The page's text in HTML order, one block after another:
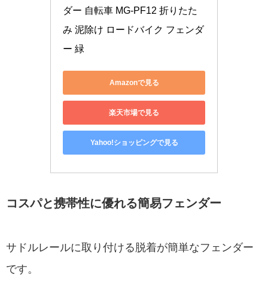
ダー 自転車 MG-PF12 折りたた
み 泥除け ロードバイク フェンダ
ー 緑
Amazonで見る
楽天市場で見る
Yahoo!ショッピングで見る
コスパと携帯性に優れる簡易フェンダー
サドルレールに取り付ける脱着が簡単なフェンダー
です。